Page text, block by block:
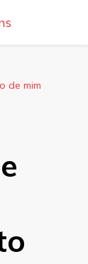
para seu
nossos
de mim